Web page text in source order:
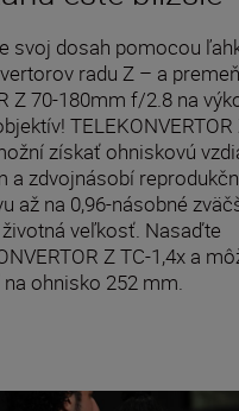
svoj dosah pomocou
radu Z – a
Z 70-180mm f/2.8 na
TELEKONVERTOR
získať ohniskovú
a zdvojnásobí
až na 0,96-násobné
veľkosť. Nasaďte
Z TC-1,4x a
ohnisko 252 mm.